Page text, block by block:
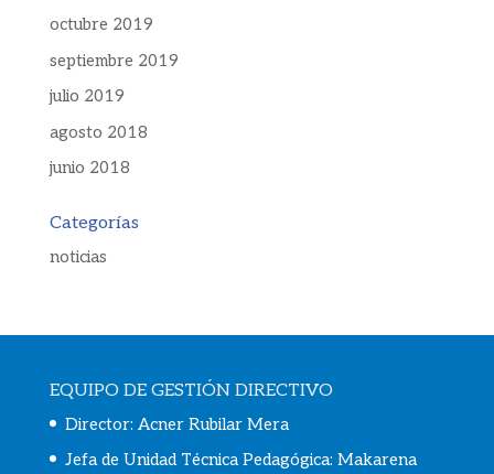
octubre 2019
septiembre 2019
julio 2019
agosto 2018
junio 2018
Categorías
noticias
EQUIPO DE GESTIÓN DIRECTIVO
Director: Acner Rubilar Mera
Jefa de Unidad Técnica Pedagógica: Makarena